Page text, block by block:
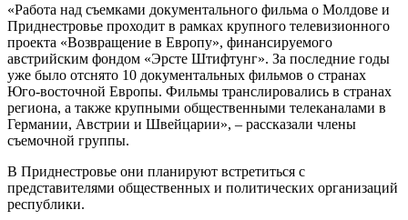
«Работа над съемками документального фильма о Молдове и
Приднестровье проходит в рамках крупного телевизионного
проекта «Возвращение в Европу», финансируемого
австрийским фондом «Эрсте Штифтунг». За последние годы
уже было отснято 10 документальных фильмов о странах
Юго-восточной Европы. Фильмы транслировались в странах
региона, а также крупными общественными телеканалами в
Германии, Австрии и Швейцарии», – рассказали члены
съемочной группы.
В Приднестровье они планируют встретиться с
представителями общественных и политических организаций
республики.